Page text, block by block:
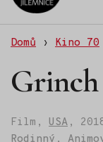
Domů › Kino 70
Grinch
Film, USA ,